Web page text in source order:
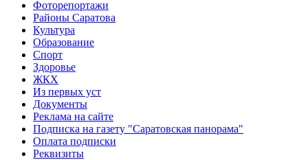
Фоторепортажи
Районы Саратова
Культура
Образование
Спорт
Здоровье
ЖКХ
Из пеpвых уст
Документы
Реклама на сайте
Подписка на газету "Саратовская панорама"
Оплата подписки
Реквизиты